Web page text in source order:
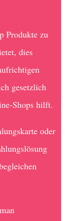
Produkte zu
dies
gesetzlich
Shops hilft.
oder